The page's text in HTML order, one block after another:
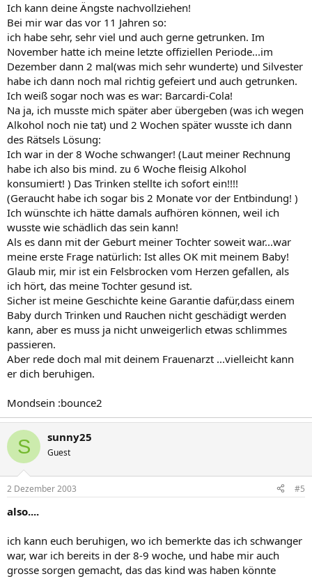
Ich kann deine Ängste nachvollziehen!
Bei mir war das vor 11 Jahren so:
ich habe sehr, sehr viel und auch gerne getrunken. Im
November hatte ich meine letzte offiziellen Periode...im
Dezember dann 2 mal(was mich sehr wunderte) und Silvester
habe ich dann noch mal richtig gefeiert und auch getrunken.
Ich weiß sogar noch was es war: Barcardi-Cola!
Na ja, ich musste mich später aber übergeben (was ich wegen
Alkohol noch nie tat) und 2 Wochen später wusste ich dann
des Rätsels Lösung:
Ich war in der 8 Woche schwanger! (Laut meiner Rechnung
habe ich also bis mind. zu 6 Woche fleisig Alkohol
konsumiert! ) Das Trinken stellte ich sofort ein!!!!
(Geraucht habe ich sogar bis 2 Monate vor der Entbindung! )
Ich wünschte ich hätte damals aufhören können, weil ich
wusste wie schädlich das sein kann!
Als es dann mit der Geburt meiner Tochter soweit war...war
meine erste Frage natürlich: Ist alles OK mit meinem Baby!
Glaub mir, mir ist ein Felsbrocken vom Herzen gefallen, als
ich hört, das meine Tochter gesund ist.
Sicher ist meine Geschichte keine Garantie dafür,dass einem
Baby durch Trinken und Rauchen nicht geschädigt werden
kann, aber es muss ja nicht unweigerlich etwas schlimmes
passieren.
Aber rede doch mal mit deinem Frauenarzt ...vielleicht kann
er dich beruhigen.
Mondsein :bounce2
S sunny25
Guest
2 Dezember 2003 #5
also....
ich kann euch beruhigen, wo ich bemerkte das ich schwanger
war, war ich bereits in der 8-9 woche, und habe mir auch
grosse sorgen gemacht, das das kind was haben könnte